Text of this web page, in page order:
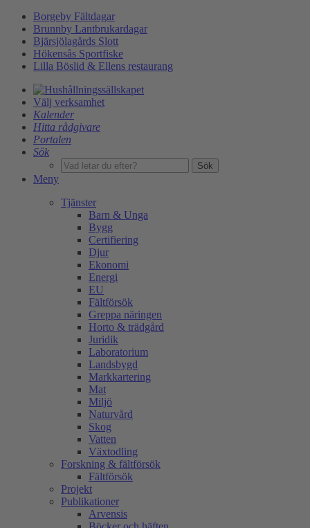
Borgeby Fältdagar
Brunnby Lantbrukardagar
Bjärsjölagårds Slott
Hökensås Sportfiske
Lilla Böslid & Ellens restaurang
Välj verksamhet
Kalender
Hitta rådgivare
Portalen
Sök
Sök
Meny
Tjänster
Barn & Unga
Bygg
Certifiering
Djur
Ekonomi
Energi
EU
Fältförsök
Greppa näringen
Horto & trädgård
Juridik
Laboratorium
Landsbygd
Markkartering
Mat
Miljö
Naturvård
Skog
Vatten
Växtodling
Forskning & fältförsök
Fältförsök
Projekt
Publikationer
Arvensis